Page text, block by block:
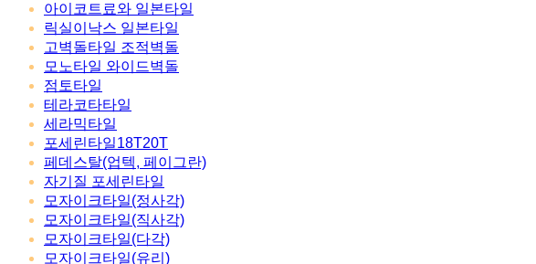
아이코트료와 일본타일
릭실이낙스 일본타일
고벽돌타일 조적벽돌
모노타일 와이드벽돌
점토타일
테라코타타일
세라믹타일
포세린타일18T20T
페데스탈(업텍, 페이그란)
자기질 포세린타일
모자이크타일(정사각)
모자이크타일(직사각)
모자이크타일(다각)
모자이크타일(유리)